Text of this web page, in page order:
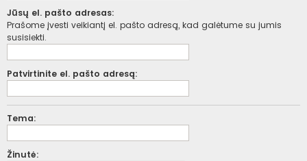
Jūsų el. pašto adresas:
Prašome įvesti veikiantį el. pašto adresą, kad galėtume su jumis
susisiekti.
Patvirtinite el. pašto adresą:
Tema:
Žinutė: